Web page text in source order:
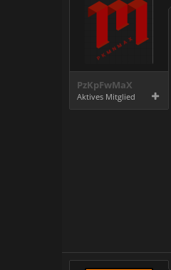
PzKpFwMaX
Aktives Mitglied